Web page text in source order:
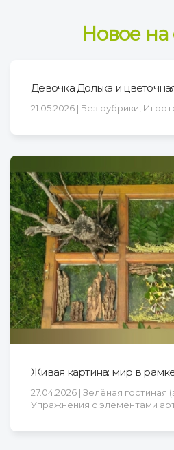
Новое на
Девочка Долька и
21.05.2026 | Без рубрики,
Живая картина: мир в
27.04.2026 | Зелёная гостиная
Упражнения с элементами